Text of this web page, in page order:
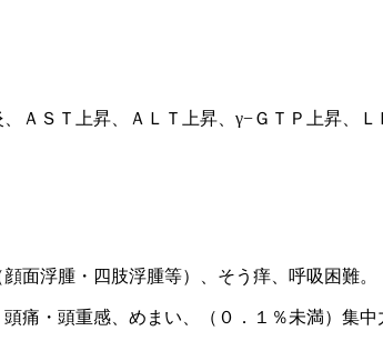
ＳＴ上昇、ＡＬＴ上昇、γ−ＧＴＰ上昇、
面浮腫・四肢浮腫等）、そう痒、呼吸困難。
・頭重感、めまい、（０．１％未満）集